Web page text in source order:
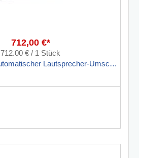
712,00 €*
712.00 € / 1 Stück
UBox3-A WBT automatischer Lautsprecher-Umschalter